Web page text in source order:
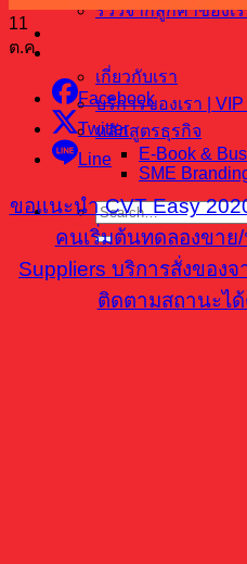
รีวิวจากลูกค้าของเ
เกี่ยวกับเรา
บริการของเรา |
หลักสูตรธุรกิจ
E-Book &
SME
11
ต.ค.
Facebook
Twitter
Line
ขอแนะนำ CVT Easy
คนเริ่มต้นทดลองขาย
Suppliers บริการสั่งของ
ติดตามสถานะไ